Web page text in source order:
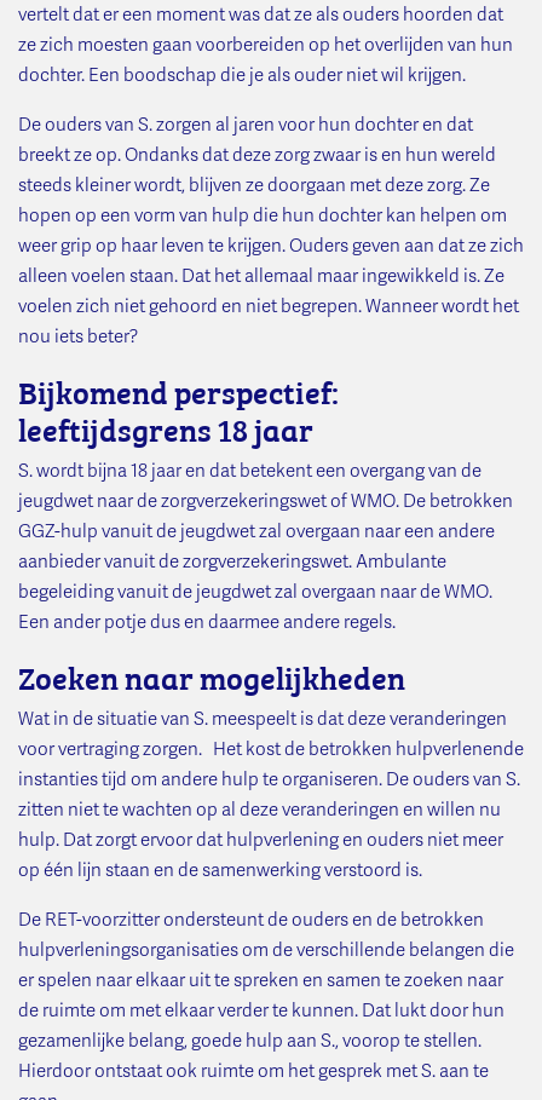
vertelt dat er een moment was dat ze als ouders hoorden dat
ze zich moesten gaan voorbereiden op het overlijden van hun
dochter. Een boodschap die je als ouder niet wil krijgen.
De ouders van S. zorgen al jaren voor hun dochter en dat
breekt ze op. Ondanks dat deze zorg zwaar is en hun wereld
steeds kleiner wordt, blijven ze doorgaan met deze zorg. Ze
hopen op een vorm van hulp die hun dochter kan helpen om
weer grip op haar leven te krijgen. Ouders geven aan dat ze zich
alleen voelen staan. Dat het allemaal maar ingewikkeld is. Ze
voelen zich niet gehoord en niet begrepen. Wanneer wordt het
nou iets beter?
Bijkomend perspectief:
leeftijdsgrens 18 jaar
S. wordt bijna 18 jaar en dat betekent een overgang van de
jeugdwet naar de zorgverzekeringswet of WMO. De betrokken
GGZ-hulp vanuit de jeugdwet zal overgaan naar een andere
aanbieder vanuit de zorgverzekeringswet. Ambulante
begeleiding vanuit de jeugdwet zal overgaan naar de WMO.
Een ander potje dus en daarmee andere regels.
Zoeken naar mogelijkheden
Wat in de situatie van S. meespeelt is dat deze veranderingen
voor vertraging zorgen. Het kost de betrokken hulpverlenende
instanties tijd om andere hulp te organiseren. De ouders van S.
zitten niet te wachten op al deze veranderingen en willen nu
hulp. Dat zorgt ervoor dat hulpverlening en ouders niet meer
op één lijn staan en de samenwerking verstoord is.
De RET-voorzitter ondersteunt de ouders en de betrokken
hulpverleningsorganisaties om de verschillende belangen die
er spelen naar elkaar uit te spreken en samen te zoeken naar
de ruimte om met elkaar verder te kunnen. Dat lukt door hun
gezamenlijke belang, goede hulp aan S., voorop te stellen.
Hierdoor ontstaat ook ruimte om het gesprek met S. aan te